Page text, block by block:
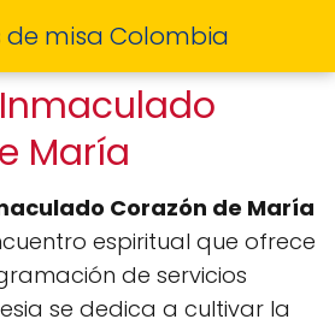
de misa Colombia
María
Corazón de María
espiritual que ofrece
de servicios
se dedica a cultivar la